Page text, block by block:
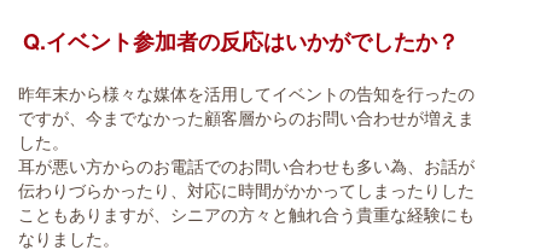
Q.イベント参加者の反応はいかがでしたか？
昨年末から様々な媒体を活用してイベントの告知を行ったの
ですが、今までなかった顧客層からのお問い合わせが増えま
した。
耳が悪い方からのお電話でのお問い合わせも多い為、お話が
伝わりづらかったり、対応に時間がかかってしまったりした
こともありますが、シニアの方々と触れ合う貴重な経験にも
なりました。